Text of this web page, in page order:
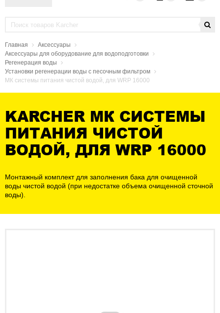
Главная
Аксессуары
Аксессуары для оборудование для водоподготовки
Регенерация воды
Установки регенерации воды с песочным фильтром
МК системы питания чистой водой, для WRP 16000
KARCHER МК СИСТЕМЫ
ПИТАНИЯ ЧИСТОЙ
ВОДОЙ, ДЛЯ WRP 16000
Монтажный комплект для заполнения бака для очищенной
воды чистой водой (при недостатке объема очищенной сточной
воды).